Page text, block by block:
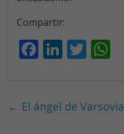
Compartir:
F
b
Li
e
T
er s
← El ángel de Varsovia